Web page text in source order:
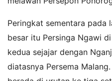
Peringkat sementara pada
besar itu Persinga Ngawi
kedua sejajar dengan
diatasnya Persema